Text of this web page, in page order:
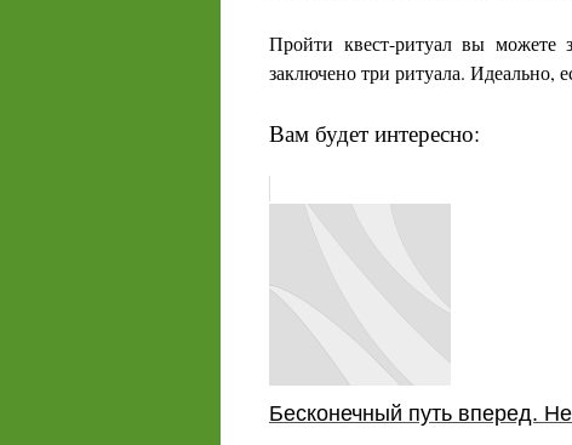
Пройти квест-ритуал вы можете
заключено три ритуала.
Вам будет интересно:
Бесконечный путь вперед.